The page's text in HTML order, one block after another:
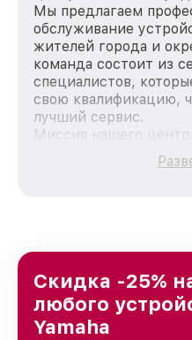
Мы предлагаем
обслуживание
жителей города и
команда состоит из
специалистов,
свою квалификацию,
лучший сервис.
Миссия нашего
качественный и
каждого
Санкт-Петербурге,
уровень доверия и
клиентов.
Скидка -25%
любого
Yamaha